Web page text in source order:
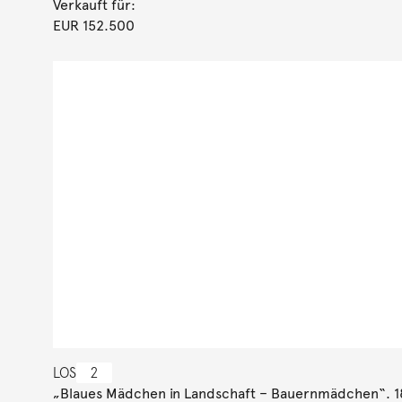
Verkauft für:
EUR 152.500
LOS 2
„Blaues Mädchen in Landschaft – Bauernmädchen“.